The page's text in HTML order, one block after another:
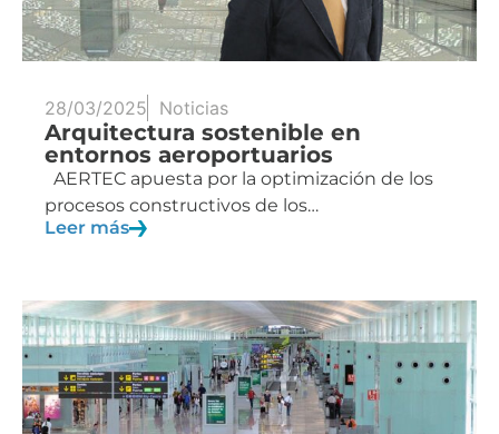
28/03/2025 Noticias
Arquitectura sostenible en
entornos aeroportuarios
AERTEC apuesta por la optimización de los
procesos constructivos de los…
Leer más